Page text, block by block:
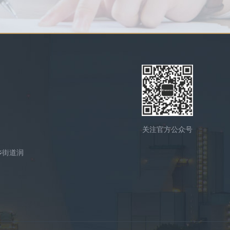
道润
关注官方公众号